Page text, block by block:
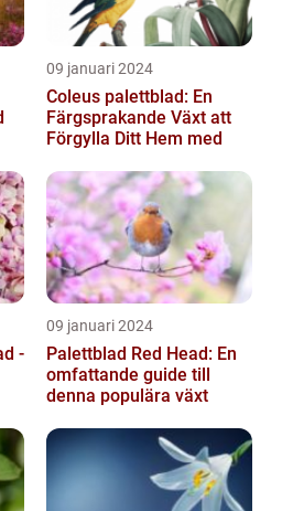
09 januari 2024
Coleus palettblad: En
Färgsprakande Växt att
Förgylla Ditt Hem med
-
09 januari 2024
Palettblad Red Head: En
omfattande guide till
denna populära växt